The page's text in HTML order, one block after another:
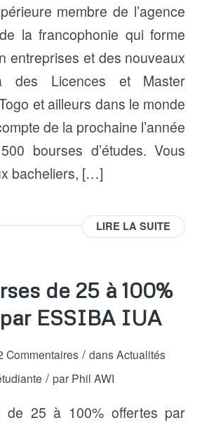
membre de l’agence
la francophonie qui forme
entreprises et des nouveaux
des Licences et Master
et ailleurs dans le monde
de la prochaine l’année
bourses d’études. Vous
bacheliers, […]
LIRE LA SUITE
de 25 à 100%
ESSIBA IUA
Commentaires / dansActualités
/ par Phil AWI
de 25 à 100% offertes par